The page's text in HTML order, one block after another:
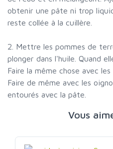
obtenir une pâte ni trop
reste collée à la cuillère.
2. Mettre les pommes de
plonger dans l'huile. Quand
Faire la même chose avec les
Faire de même avec les
entourés avec la pâte.
Vous